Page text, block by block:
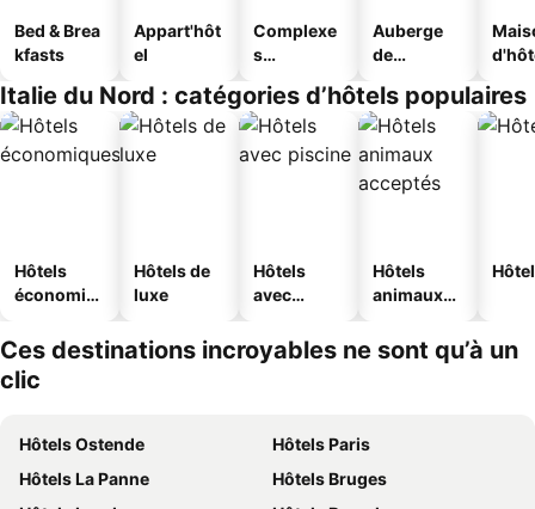
Bed & Brea
kfasts
Appart'hôt
el
Complexe
s
s
Auberge
de
Italie du Nord : catégories d’hôtels populaires
Hôtels
économiq
Hôtels de
luxe
Hôtels
avec
Hôtels
animaux
Ces destinations incroyables ne sont qu’à un
clic
Hôtels Ostende
Hôtels Paris
Hôtels La Panne
Hôtels Bruges